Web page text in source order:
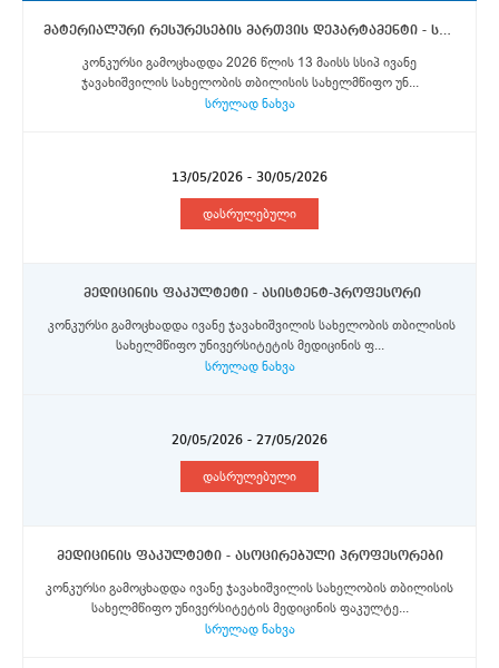
მატერიალური რესურესების მართვის დეპარტამენტი - სამეურნეო განყოფილების მუშა (შტატგარეშე)
კონკურსი გამოცხადდა 2026 წლის 13 მაისს სსიპ ივანე
ჯავახიშვილის სახელობის თბილისის სახელმწიფო უნ...
სრულად ნახვა
13/05/2026 - 30/05/2026
დასრულებული
მედიცინის ფაკულტეტი - ასისტენტ-პროფესორი
კონკურსი გამოცხადდა ივანე ჯავახიშვილის სახელობის თბილისის
სახელმწიფო უნივერსიტეტის მედიცინის ფ...
სრულად ნახვა
20/05/2026 - 27/05/2026
დასრულებული
მედიცინის ფაკულტეტი - ასოცირებული პროფესორები
კონკურსი გამოცხადდა ივანე ჯავახიშვილის სახელობის თბილისის
სახელმწიფო უნივერსიტეტის მედიცინის ფაკულტე...
სრულად ნახვა